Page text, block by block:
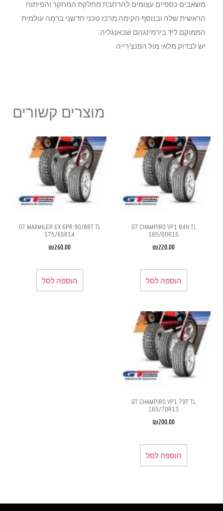
משאבים כספיים עצומים להרחבת מחלקת המחקר והפיתוח
הראשית שלה ובנוסף הקימה מרכז טכני חדשני ברמה עולמית
הממוקם ליד בירמינגהם שבאנגליה.
יש לבדוק מלאי מול הפנצ'רייה
מוצרים קשורים
GT CHAMPIRO VP1 84H TL
185/60R15
₪220.00
הוספה לסל
GT MAXMILER EX 6PR 90/88T TL
175/65R14
₪260.00
הוספה לסל
GT CHAMPIRO VP1 79T TL
165/70R13
₪200.00
הוספה לסל